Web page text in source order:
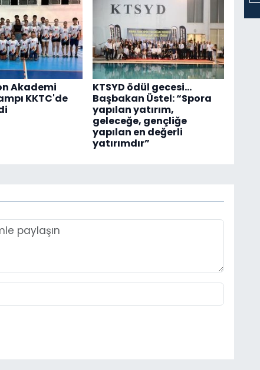
Akademi
KKTC'de
KTSYD ödül gecesi...
Başbakan Üstel: “Spora
yapılan yatırım,
geleceğe, gençliğe
yapılan en değerli
yatırımdır”